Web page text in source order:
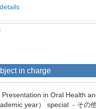
in charge
Presentation in Oral Health
year） special - その